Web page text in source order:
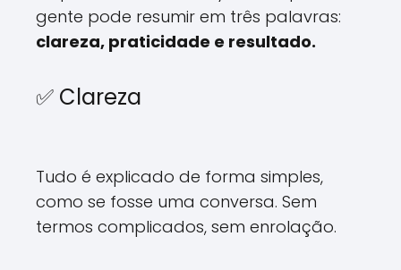
gente pode resumir em três palavras:
clareza, praticidade e resultado.
✅ Clareza
Tudo é explicado de forma simples,
como se fosse uma conversa. Sem
termos complicados, sem enrolação.